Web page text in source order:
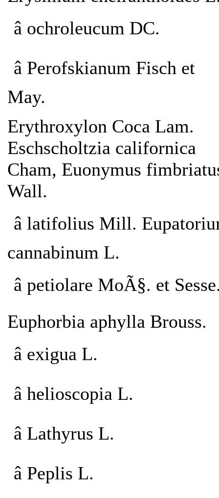
â ochroleucum DC.
â Perofskianum Fisch et
May.
Erythroxylon Coca Lam.
Eschscholtzia californica
Cham, Euonymus
Wall.
â latifolius Mill.
cannabinum L.
â petiolare MoÃ§. et
Euphorbia aphylla Brouss.
â exigua L.
â helioscopia L.
â Lathyrus L.
â Peplis L.